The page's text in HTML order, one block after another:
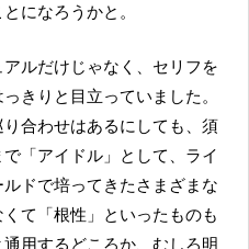
になろうかと。
きりと目立っていました。
合わせはあるにしても、須
「アイドル」として、ライ
ドで培ってきたさまざまな
て「根性」といったものも
用するどころか、むしろ明